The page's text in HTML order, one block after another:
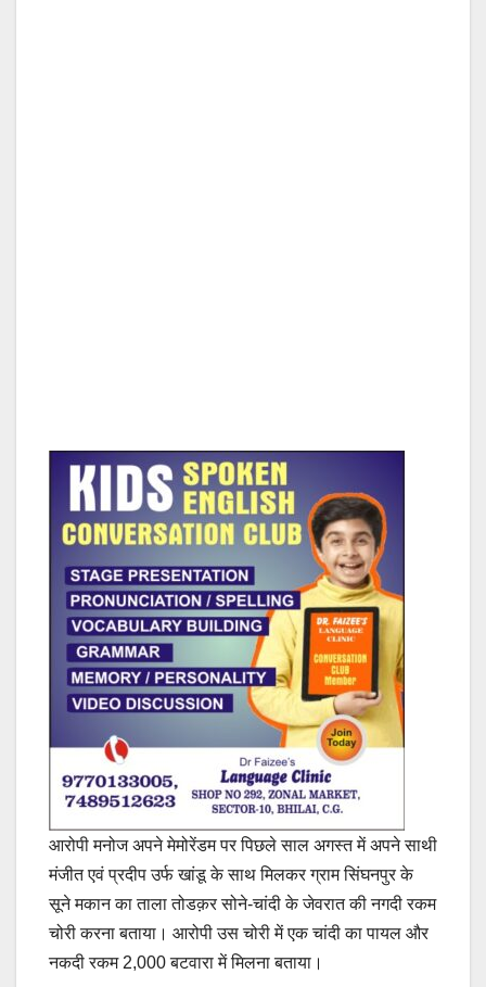
आरोपी मनोज अपने मेमोरेंडम पर पिछले साल अगस्त में अपने साथी
मंजीत एवं प्रदीप उर्फ खांडू के साथ मिलकर ग्राम सिंघनपुर के
सूने मकान का ताला तोडक़र सोने-चांदी के जेवरात की नगदी रकम
चोरी करना बताया। आरोपी उस चोरी में एक चांदी का पायल और
नकदी रकम 2,000 बटवारा में मिलना बताया।